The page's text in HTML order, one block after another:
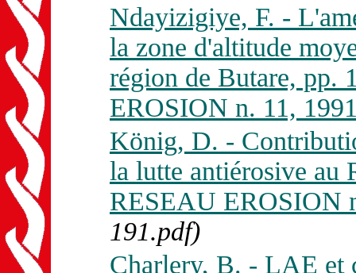
Ndayizigiye, F. -
la zone d'altitude
région de Butare, pp.
EROSION n. 11,
König, D. -
la lutte antiérosive au
RESEAU EROSION
191.pdf)
Charlery, B. - LAE et